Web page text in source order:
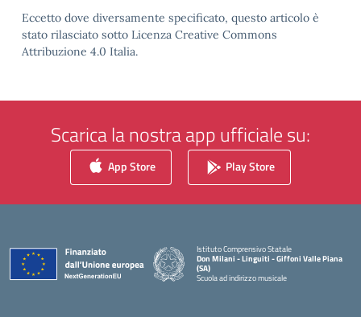
Eccetto dove diversamente specificato, questo articolo è
stato rilasciato sotto Licenza Creative Commons
Attribuzione 4.0 Italia.
Scarica la nostra app ufficiale su:
App Store Play Store
Istituto Comprensivo Statale
Don Milani - Linguiti - Giffoni Valle Piana
(SA)
Scuola ad indirizzo musicale